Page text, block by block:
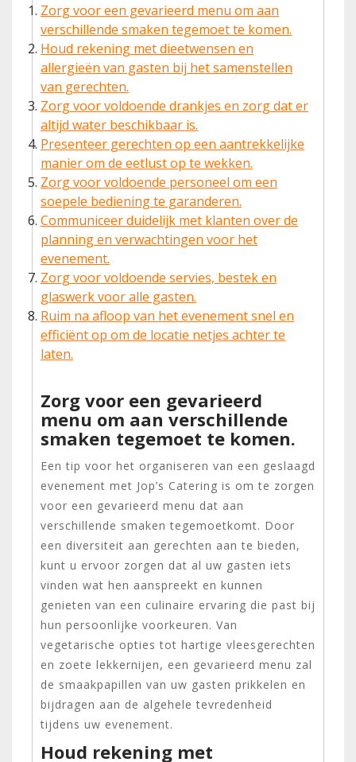
Zorg voor een gevarieerd menu om aan
verschillende smaken tegemoet te komen.
Houd rekening met dieetwensen en
allergieën van gasten bij het samenstellen
van gerechten.
Zorg voor voldoende drankjes en zorg dat er
altijd water beschikbaar is.
Presenteer gerechten op een aantrekkelijke
manier om de eetlust op te wekken.
Zorg voor voldoende personeel om een
soepele bediening te garanderen.
Communiceer duidelijk met klanten over de
planning en verwachtingen voor het
evenement.
Zorg voor voldoende servies, bestek en
glaswerk voor alle gasten.
Ruim na afloop van het evenement snel en
efficiënt op om de locatie netjes achter te
laten.
Zorg voor een gevarieerd
menu om aan verschillende
smaken tegemoet te komen.
Een tip voor het organiseren van een geslaagd
evenement met Jop’s Catering is om te zorgen
voor een gevarieerd menu dat aan
verschillende smaken tegemoetkomt. Door
een diversiteit aan gerechten aan te bieden,
kunt u ervoor zorgen dat al uw gasten iets
vinden wat hen aanspreekt en kunnen
genieten van een culinaire ervaring die past bij
hun persoonlijke voorkeuren. Van
vegetarische opties tot hartige vleesgerechten
en zoete lekkernijen, een gevarieerd menu zal
de smaakpapillen van uw gasten prikkelen en
bijdragen aan de algehele tevredenheid
tijdens uw evenement.
Houd rekening met